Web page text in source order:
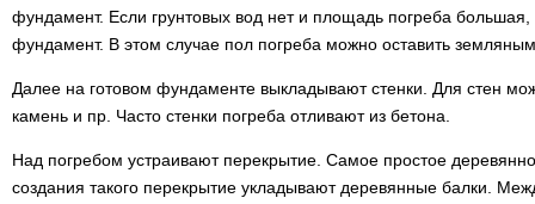
фундамент. Если грунтовых вод нет и площадь погреба
фундамент. В этом случае пол погреба можно оставить
Далее на готовом фундаменте выкладывают стенки. Для стен
камень и пр. Часто стенки погреба отливают из бетона.
Над погребом устраивают перекрытие. Самое простое
создания такого перекрытие укладывают деревянные балки.